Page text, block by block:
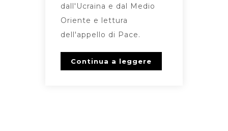
dall'Ucraina e dal Medio
Oriente e lettura
dell'appello di Pace.
Continua a leggere